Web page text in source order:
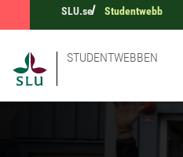
SLU.se Studentwebb
STUDENTWEBBEN